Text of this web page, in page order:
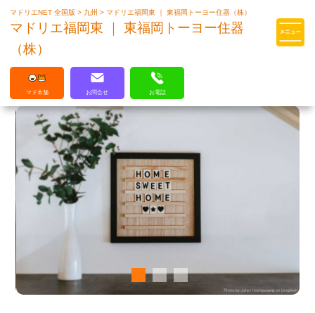
マドリエはLIXILの厳しい基準を
クリアした住まいのプロ集団です
マドリエNET 全国版> 九州>マドリエ福岡東 ｜ 東福岡トーヨー住器（株）
マドリエ福岡東 ｜ 東福岡トーヨー住器
（株）
マド本舗 お問合せ お電話